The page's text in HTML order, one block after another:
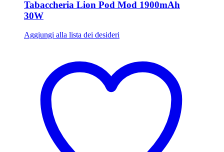
Tabaccheria Lion Pod Mod 1900mAh
30W
Aggiungi alla lista dei desideri